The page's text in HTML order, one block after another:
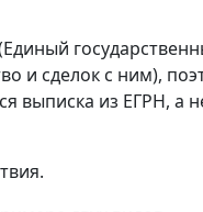
и сделок с ним),
выписка из ЕГРН, а